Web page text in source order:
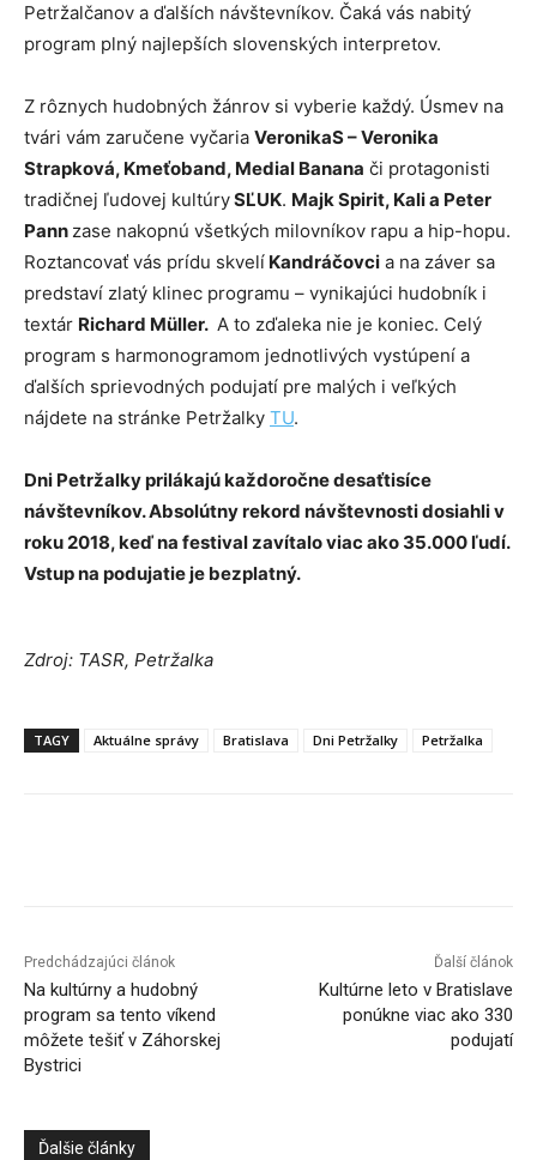
Petržalčanov a ďalších návštevníkov. Čaká vás nabitý
program plný najlepších slovenských interpretov.
Z rôznych hudobných žánrov si vyberie každý. Úsmev na
tvári vám zaručene vyčaria VeronikaS – Veronika
Strapková, Kmeťoband, Medial Banana či protagonisti
tradičnej ľudovej kultúrySĽUK. Majk Spirit, Kali a Peter
Pann zase nakopnú všetkých milovníkov rapu a hip-hopu.
Roztancovať vás prídu skvelí Kandráčovci a na záver sa
predstaví zlatý klinec programu – vynikajúci hudobník i
textár Richard Müller. A to zďaleka nie je koniec. Celý
program s harmonogramom jednotlivých vystúpení a
ďalších sprievodných podujatí pre malých i veľkých
nájdete na stránke Petržalky TU.
Dni Petržalky prilákajú každoročne desaťtisíce
návštevníkov. Absolútny rekord návštevnosti dosiahli v
roku 2018, keď na festival zavítalo viac ako 35.000 ľudí.
Vstup na podujatie je bezplatný.
Zdroj: TASR, Petržalka
TAGY Aktuálne správy Bratislava Dni Petržalky Petržalka
Predchádzajúci článok
Na kultúrny a hudobný
program sa tento víkend
môžete tešiť v Záhorskej
Bystrici
Ďalší článok
Kultúrne leto v Bratislave
ponúkne viac ako 330
podujatí
Ďalšie články